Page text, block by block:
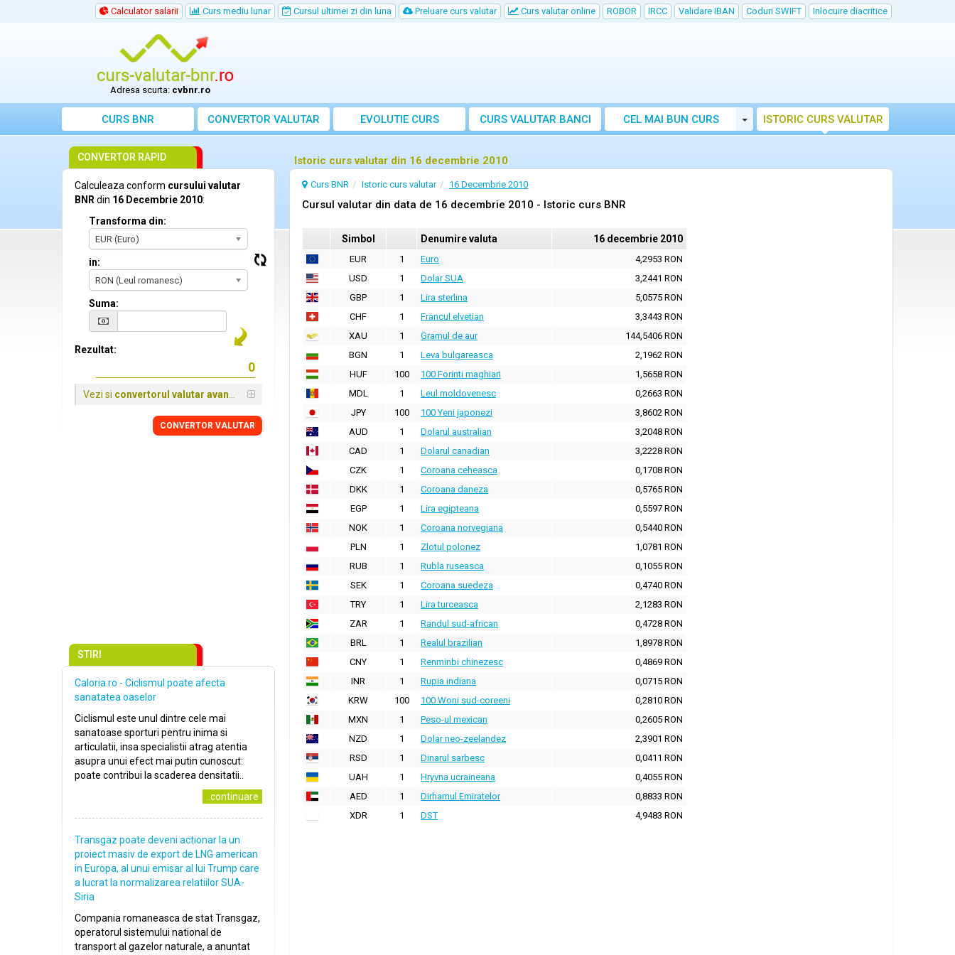
Calculator salarii Curs mediu lunar Cursul ultimei zi din luna Preluare curs valutar Curs valutar online ROBOR IRCC Validare IBAN Coduri SWIFT Inlocuire diacritice
Adresa scurta: cvbnr.ro
CURS BNR CONVERTOR VALUTAR EVOLUTIE CURS CURS VALUTAR BANCI CEL MAI BUN CURS Toggle Dropdown
ISTORIC CURS VALUTAR
Istoric curs valutar din 16 decembrie 2010
Curs BNR Istoric curs valutar 16 Decembrie 2010
Cursul valutar din data de 16 decembrie 2010 - Istoric curs BNR
Simbol Denumire valuta 16 decembrie 2010
EUR 1 Euro
4,2953 RON
USD
1 Dolar SUA
3,2441 RON
GBP
1 Lira sterlina
5,0575 RON
CHF
1 Francul elvetian
3,3443 RON
XAU
1 Gramul de aur
144,5406 RON
BGN
1 Leva bulgareasca
2,1962 RON
HUF
100 100 Forinti maghiari
1,5658 RON
MDL
1 Leul moldovenesc
0,2663 RON
JPY
100 100 Yeni japonezi
3,8602 RON
AUD
1 Dolarul australian
3,2048 RON
CAD
1 Dolarul canadian
3,2228 RON
CZK
1 Coroana ceheasca
0,1708 RON
DKK
1 Coroana daneza
0,5765 RON
EGP
1 Lira egipteana
0,5597 RON
NOK
1 Coroana norvegiana
0,5440 RON
PLN
1 Zlotul polonez
1,0781 RON
RUB
1 Rubla ruseasca
0,1055 RON
SEK
1 Coroana suedeza
0,4740 RON
TRY
1 Lira turceasca
2,1283 RON
ZAR
1 Randul sud-african
0,4728 RON
BRL
1 Realul brazilian
1,8978 RON
CNY
1 Renminbi chinezesc
0,4869 RON
INR
1 Rupia indiana
0,0715 RON
KRW
100 100 Woni sud-coreeni
0,2810 RON
MXN
1 Peso-ul mexican
0,2605 RON
NZD
1 Dolar neo-zeelandez
2,3901 RON
RSD
1 Dinarul sarbesc
0,0411 RON
UAH
1 Hryvna ucraineana
0,4055 RON
AED
1 Dirhamul Emiratelor
0,8833 RON
XDR
1 DST 4,9483 RON
CONVERTOR RAPID
Calculeaza conform cursului valutar
BNR din 16 Decembrie 2010:
Transforma din:
EUR (Euro)
in:
RON (Leul romanesc)
Suma:
Rezultat:
Vezi si convertorul valutar avansat
CONVERTOR VALUTAR
STIRI
Caloria.ro - Ciclismul poate afecta
sanatatea oaselor
Ciclismul este unul dintre cele mai
sanatoase sporturi pentru inima si
articulatii, insa specialistii atrag atentia
asupra unui efect mai putin cunoscut:
poate contribui la scaderea densitatii..
..continuare
Transgaz poate deveni actionar la un
proiect masiv de export de LNG american
in Europa, al unui emisar al lui Trump care
a lucrat la normalizarea relatiilor SUA-
Siria
Compania romaneasca de stat Transgaz,
operatorul sistemului national de
transport al gazelor naturale, a anuntat